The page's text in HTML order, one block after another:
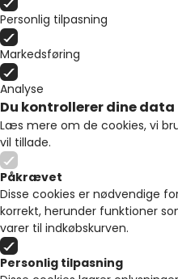
Personlig tilpasning
Markedsføring
Analyse
Du kontrollerer dine data
Læs mere om de cookies, vi
vil tillade.
Påkrævet
Disse cookies er nødvendige
korrekt, herunder funktioner
varer til indkøbskurven.
Personlig tilpasning